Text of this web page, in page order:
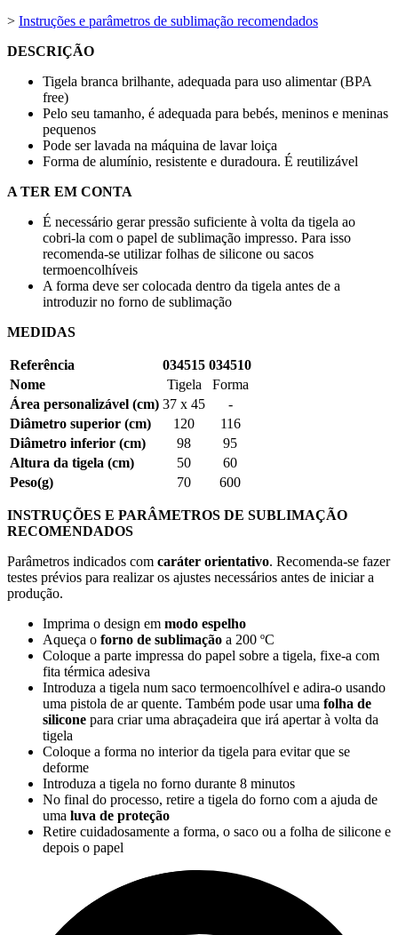
> Instruções e parâmetros de sublimação recomendados
DESCRIÇÃO
Tigela branca brilhante, adequada para uso alimentar (BPA
free)
Pelo seu tamanho, é adequada para bebés, meninos e meninas
pequenos
Pode ser lavada na máquina de lavar loiça
Forma de alumínio, resistente e duradoura. É reutilizável
A TER EM CONTA
É necessário gerar pressão suficiente à volta da tigela ao
cobri-la com o papel de sublimação impresso. Para isso
recomenda-se utilizar folhas de silicone ou sacos
termoencolhíveis
A forma deve ser colocada dentro da tigela antes de a
introduzir no forno de sublimação
MEDIDAS
Referência 034515 034510
Nome
Tigela
Forma
Área personalizável (cm) 37 x 45
-
Diâmetro superior (cm)
120
116
Diâmetro inferior (cm)
98
95
Altura da tigela (cm)
50
60
Peso(g)
70 600
INSTRUÇÕES E PARÂMETROS DE SUBLIMAÇÃO
RECOMENDADOS
Parâmetros indicados com caráter orientativo. Recomenda-se fazer
testes prévios para realizar os ajustes necessários antes de iniciar a
produção.
Imprima o design em modo espelho
Aqueça o forno de sublimação a 200 ºC
Coloque a parte impressa do papel sobre a tigela, fixe-a com
fita térmica adesiva
Introduza a tigela num saco termoencolhível e adira-o usando
uma pistola de ar quente. Também pode usar uma folha de
silicone para criar uma abraçadeira que irá apertar à volta da
tigela
Coloque a forma no interior da tigela para evitar que se
deforme
Introduza a tigela no forno durante 8 minutos
No final do processo, retire a tigela do forno com a ajuda de
uma luva de proteção
Retire cuidadosamente a forma, o saco ou a folha de silicone e
depois o papel